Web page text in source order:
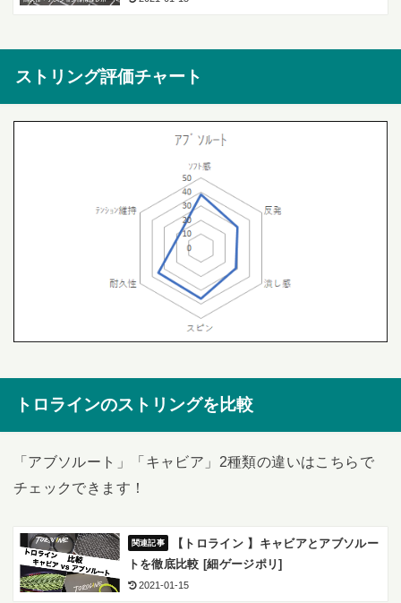
ストリング評価チャート
トロラインのストリングを比較
「アブソルート」「キャビア」2種類の違いはこちらで
チェックできます！
【トロライン 】キャビアとアブソルー
トを徹底比較 [細ゲージポリ]
2021-01-15